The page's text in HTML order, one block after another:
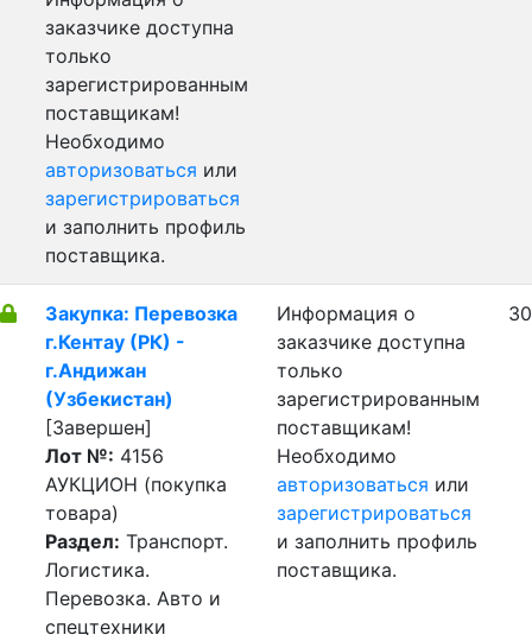
заказчике доступна
только
зарегистрированным
поставщикам!
Необходимо
авторизоваться или
зарегистрироваться
и заполнить профиль
поставщика.
Закупка: Перевозка
г.Кентау (РК) -
г.Андижан
(Узбекистан)
[Завершен]
Лот №: 4156
АУКЦИОН (покупка
товара)
Раздел: Транспорт.
Логистика.
Перевозка. Авто и
спецтехники
Информация о
заказчике доступна
только
зарегистрированным
поставщикам!
Необходимо
авторизоваться или
зарегистрироваться
и заполнить профиль
поставщика.